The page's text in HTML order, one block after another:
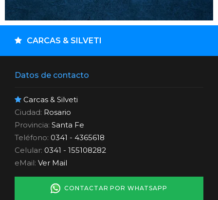
CARCAS & SILVETI
Datos de contacto
Carcas & Silveti
Ciudad: Rosario
Provincia: Santa Fe
Teléfono: 0341 - 4365618
Celular: 0341 - 155108282
eMail: Ver Mail
CONTACTAR POR WHATSAPP